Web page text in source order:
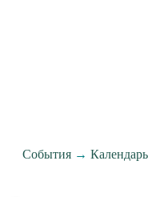
События→ Календарь